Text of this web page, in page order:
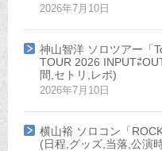
2026年7月10日
神山智洋 ソロツアー「
TOUR 2026
間,セトリ,レポ)
2026年7月10日
横山裕 ソロコン「
(日程,グッズ,当落,公演